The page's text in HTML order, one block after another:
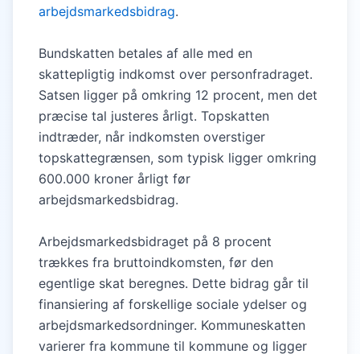
arbejdsmarkedsbidrag.
Bundskatten betales af alle med en
skattepligtig indkomst over personfradraget.
Satsen ligger på omkring 12 procent, men det
præcise tal justeres årligt. Topskatten
indtræder, når indkomsten overstiger
topskattegrænsen, som typisk ligger omkring
600.000 kroner årligt før
arbejdsmarkedsbidrag.
Arbejdsmarkedsbidraget på 8 procent
trækkes fra bruttoindkomsten, før den
egentlige skat beregnes. Dette bidrag går til
finansiering af forskellige sociale ydelser og
arbejdsmarkedsordninger. Kommuneskatten
varierer fra kommune til kommune og ligger